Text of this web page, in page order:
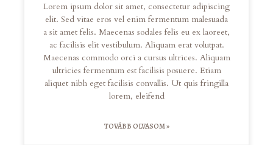
Lorem ipsum dolor sit amet, consectetur adipiscing
elit. Sed vitae eros vel enim fermentum malesuada
a sit amet felis. Maecenas sodales felis eu ex laoreet,
ac facilisis elit vestibulum. Aliquam erat volutpat.
Maecenas commodo orci a cursus ultrices. Aliquam
ultricies fermentum est facilisis posuere. Etiam
aliquet nibh eget facilisis convallis. Ut quis fringilla
lorem, eleifend
TOVÁBB OLVASOM »